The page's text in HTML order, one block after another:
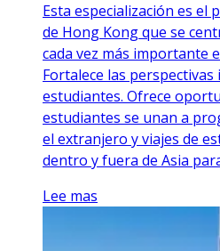
Esta especialización es el
de Hong Kong que se
cada vez más importante
Fortalece las
estudiantes. Ofrece
estudiantes se unan a
el extranjero y viajes de
dentro y fuera de Asia
Lee mas